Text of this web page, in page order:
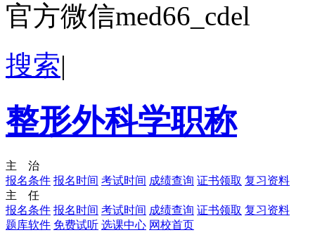
官方微信med66_cdel
搜索|
整形外科学职称
主 治
报名条件 报名时间 考试时间 成绩查询 证书领取 复习资料
主 任
报名条件 报名时间 考试时间 成绩查询 证书领取 复习资料
题库软件 免费试听 选课中心 网校首页